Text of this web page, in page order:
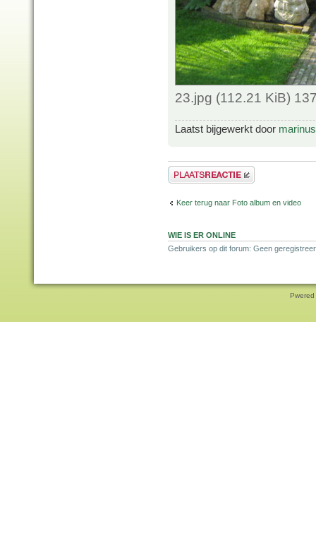
23.jpg (112.21 KiB)
Laatst bijgewerkt door marinus
Plaats een reactie
Keer terug naar Foto album en video
WIE IS ER ONLINE
Gebruikers op dit forum: Geen